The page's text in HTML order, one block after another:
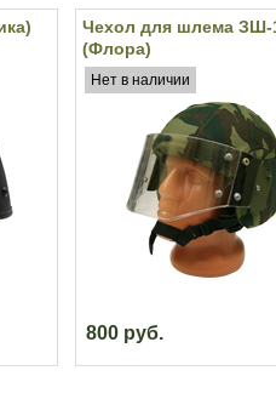
Чехол для шлема ЗШ-
(Флора)
Нет в наличии
800 руб.